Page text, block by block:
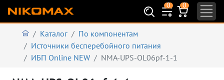
0 0
Каталог
По компонентам
Источники бесперебойного питания
ИБП Online NEW
NMA-UPS-OL06pf-1-1